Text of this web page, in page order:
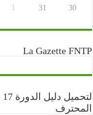
30
31
1
La Gazette FNTP
المحترف